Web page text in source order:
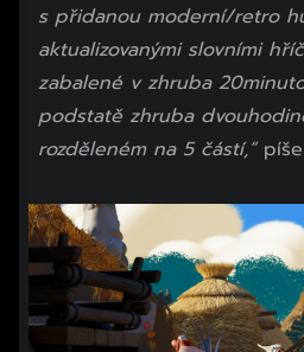
s přidanou moderní/retro
aktualizovanými slovními
zabalené v zhruba
podstatě zhruba
rozděleném na 5 částí,“píše